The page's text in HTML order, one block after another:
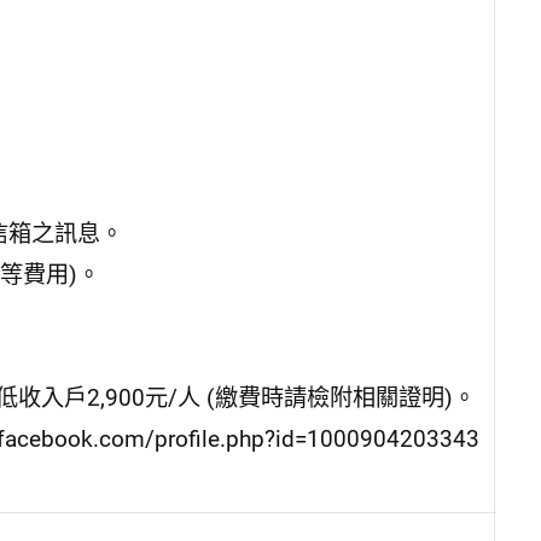
之訊息。
費用)。
入戶2,900元/人 (繳費時請檢附相關證明)。
profile.php?id=1000904203343